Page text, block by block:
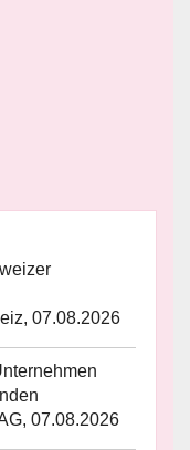
07.08.2026
07.08.2026